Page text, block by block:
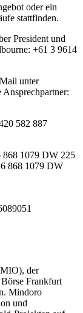
oder ein
stattfinden.
President und
+61 3 9614
unter
582 887
868 1079 DW 225
868 1079 DW
der
Frankfurt
Mindoro
und